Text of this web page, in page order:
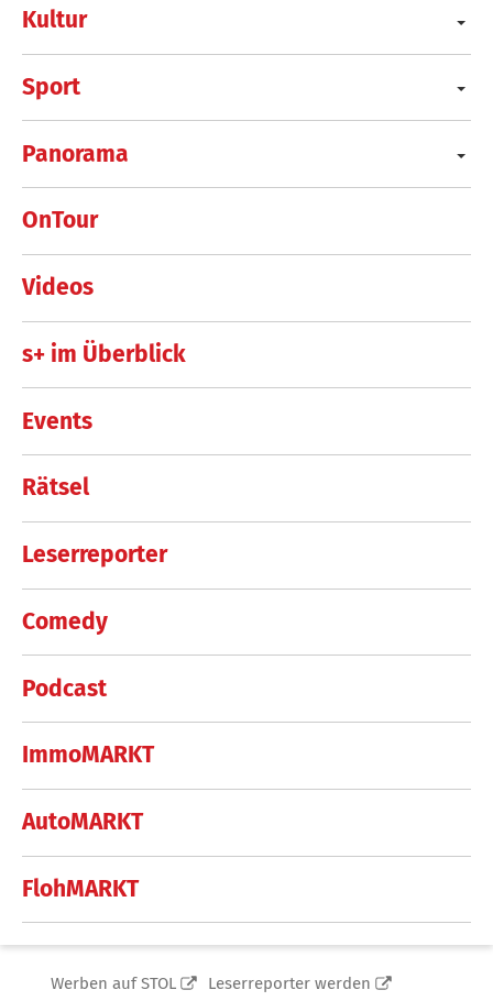
Kultur
Sport
Panorama
OnTour
Videos
s+ im Überblick
Events
Rätsel
Leserreporter
Comedy
Podcast
ImmoMARKT
AutoMARKT
FlohMARKT
Werben auf STOL
Leserreporter werden